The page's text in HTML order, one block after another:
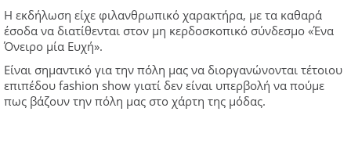
Η εκδήλωση είχε φιλανθρωπικό χαρακτήρα, με τα καθαρά
έσοδα να διατίθενται στον μη κερδοσκοπικό σύνδεσμο «Ένα
Όνειρο μία Ευχή».
Είναι σημαντικό για την πόλη μας να διοργανώνονται τέτοιου
επιπέδου fashion show γιατί δεν είναι υπερβολή να πούμε
πως βάζουν την πόλη μας στο χάρτη της μόδας.